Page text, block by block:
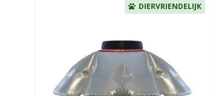
DIERVRIENDELIJK